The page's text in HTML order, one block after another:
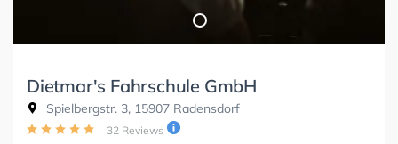
Dietmar's Fahrschule GmbH
Spielbergstr. 3, 15907 Radensdorf
32 Reviews